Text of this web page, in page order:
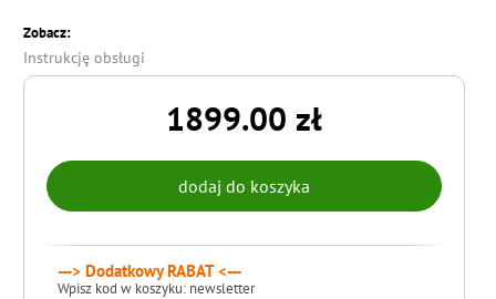
Zobacz:
Instrukcję obsługi
1899.00 zł
---> Dodatkowy RABAT <---
Wpisz kod w koszyku: newsletter